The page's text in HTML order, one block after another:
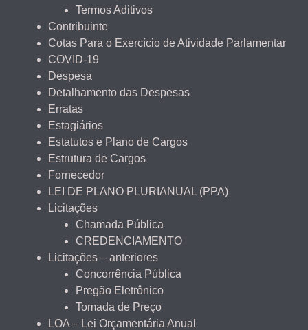
Termos Aditivos
Contribuinte
Cotas Para o Exercício de Atividade Parlamentar
COVID-19
Despesa
Detalhamento das Despesas
Erratas
Estagiários
Estatutos e Plano de Cargos
Estrutura de Cargos
Fornecedor
LEI DE PLANO PLURIANUAL (PPA)
Licitações
Chamada Pública
CREDENCIAMENTO
Licitações – anteriores
Concorrência Pública
Pregão Eletrônico
Tomada de Preço
LOA – Lei Orçamentária Anual